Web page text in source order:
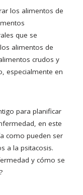
los alimentos de
que se
alimentos de
crudos y
especialmente en
para planificar
en este
como pueden ser
a la psitacosis.
y cómo se